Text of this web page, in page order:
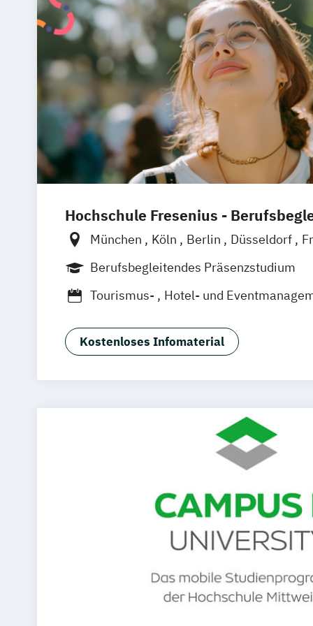
Hochschule Fresenius -
München Köln Berlin Düsseldorf
Hamburg
Idstein Wiesbaden
Osnabrück
Stuttgart Braunschweig
Berufsbegleitendes Präsenzstudium
Tourismus-
Hotel- und
Kostenloses Infomaterial